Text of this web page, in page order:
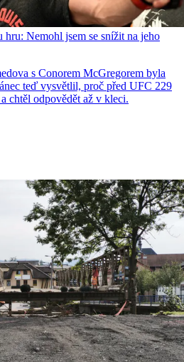
Nemohl jsem se snížit na jeho
s Conorem McGregorem byla
teď vysvětlil, proč před UFC 229
chtěl odpovědět až v kleci.